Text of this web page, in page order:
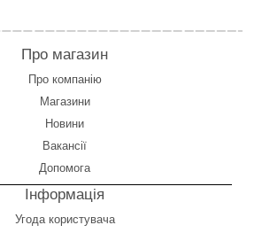
Про магазин
Про компанію
Магазини
Новини
Вакансії
Допомога
Інформація
Угода користувача